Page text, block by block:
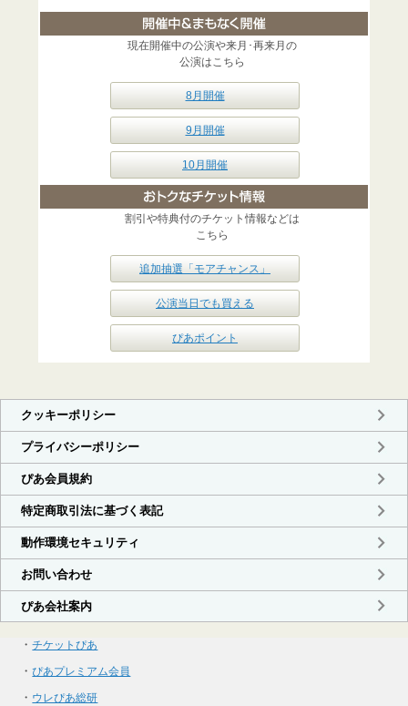
現在開催中の公演や来月･再来月の
公演はこちら
8月開催
9月開催
10月開催
割引や特典付のチケット情報などは
こちら
追加抽選「モアチャンス」
公演当日でも買える
ぴあポイント
・チケットぴあ
・ぴあプレミアム会員
・ ウレぴあ総研